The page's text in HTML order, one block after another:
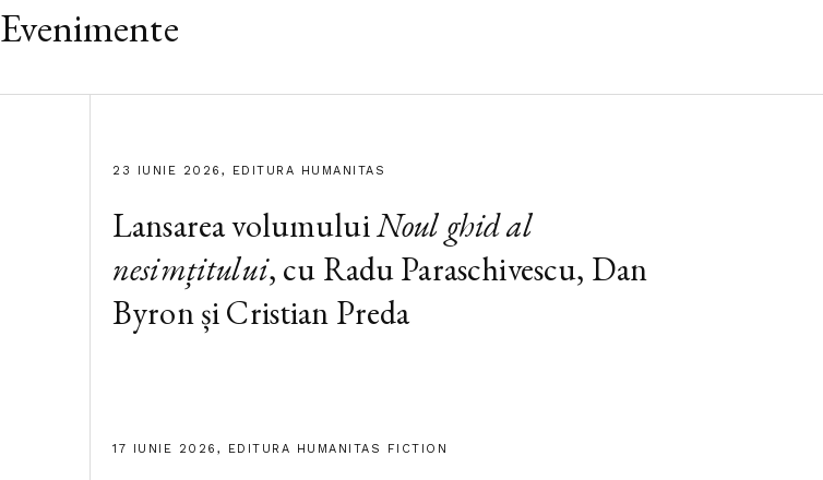
Evenimente
23 IUNIE 2026, EDITURA HUMANITAS
Lansarea volumuluiNoul ghid al
nesimțitului, cu Radu Paraschivescu, Dan
Byron și Cristian Preda
17 IUNIE 2026, EDITURA HUMANITAS FICTION